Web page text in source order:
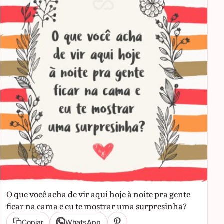
O que você acha de vir aqui hoje à noite pra gente
ficar na cama e eu te mostrar uma surpresinha?
Copiar WhatsApp